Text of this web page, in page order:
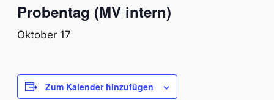
Probentag (MV intern)
Oktober 17
Zum Kalender hinzufügen